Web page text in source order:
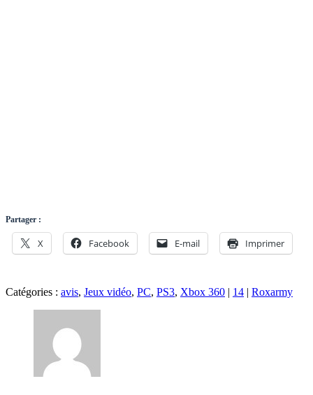
Partager :
X Facebook E-mail Imprimer
Catégories : avis, Jeux vidéo, PC, PS3, Xbox 360 | 14 | Roxarmy